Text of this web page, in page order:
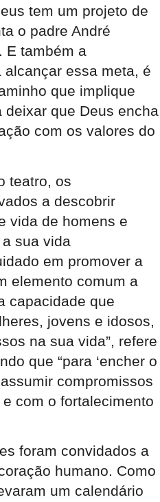
tem um projeto de
o padre André
E também a
alcançar essa meta, é
que implique
que Deus encha
com os valores do
teatro, os
a descobrir
vida de homens e
sua vida
em promover a
elemento comum a
capacidade que
jovens e idosos,
na sua vida”, refere
que “para ‘encher o
compromissos
com o fortalecimento
foram convidados a
humano. Como
um calendário